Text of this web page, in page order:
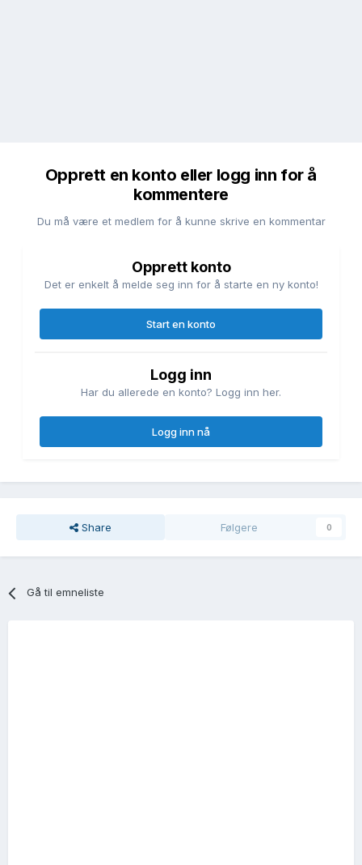
Opprett en konto eller logg inn for å
kommentere
Du må være et medlem for å kunne skrive en kommentar
Opprett konto
Det er enkelt å melde seg inn for å starte en ny konto!
Start en konto
Logg inn
Har du allerede en konto? Logg inn her.
Logg inn nå
Share Følgere 0
Gå til emneliste